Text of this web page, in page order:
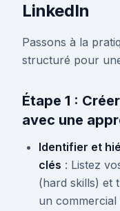
LinkedIn
Passons à la
structuré pour
Étape 1 :
avec une
Identifier et
clés : Listez
(hard skills) et
un commercial